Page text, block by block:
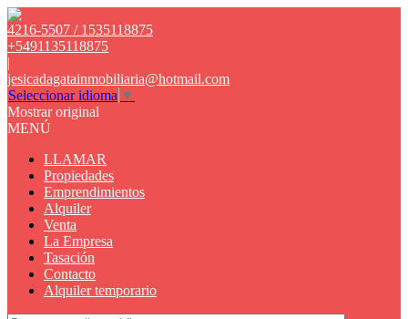
4216-5507 / 1535118875
+5491135118875
|
jesicadagatainmobiliaria@hotmail.com
Seleccionar idioma ▼
Mostrar original
MENÚ
LLAMAR
Propiedades
Emprendimientos
Alquiler
Venta
La Empresa
Tasación
Contacto
Alquiler temporario